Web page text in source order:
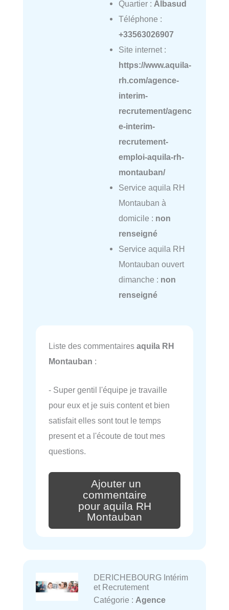
Quartier : Albasud
Téléphone :
+33563026907
Site internet :
https://www.aquila-
rh.com/agence-
interim-
recrutement/agenc
e-interim-
recrutement-
emploi-aquila-rh-
montauban/
Service aquila RH
Montauban à
domicile : non
renseigné
Service aquila RH
Montauban ouvert
dimanche : non
renseigné
Liste des commentaires aquila RH
Montauban :
- Super gentil l'équipe je travaille
pour eux et je suis content et bien
satisfait elles sont tout le temps
present et a l'écoute de tout mes
questions.
Ajouter un
commentaire
pour aquila RH
Montauban
DERICHEBOURG Intérim
et Recrutement
Catégorie : Agence